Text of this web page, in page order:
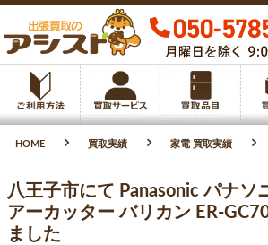
HOME 買取実績 家電 買取実績
八王子市にて Panasonic パナソ
アーカッター バリカン ER-
ました